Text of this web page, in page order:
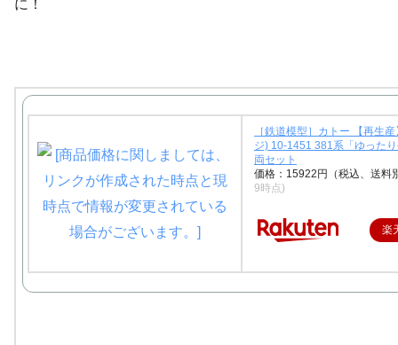
に！
［鉄道模型］カトー 【再生
ジ) 10-1451 381系「ゆった
両セット
価格：15922円（税込、送料
9時点)
楽